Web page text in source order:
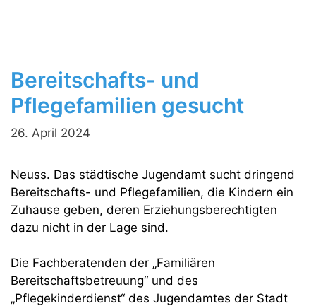
Bereitschafts- und
Pflegefamilien gesucht
26. April 2024
Neuss. Das städtische Jugendamt sucht dringend
Bereitschafts- und Pflegefamilien, die Kindern ein
Zuhause geben, deren Erziehungsberechtigten
dazu nicht in der Lage sind.
Die Fachberatenden der „Familiären
Bereitschaftsbetreuung“ und des
„Pflegekinderdienst“ des Jugendamtes der Stadt